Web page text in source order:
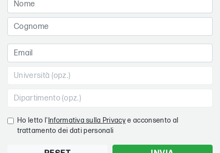
Ho letto l' Informativa sulla Privacye acconsento al
trattamento dei dati personali